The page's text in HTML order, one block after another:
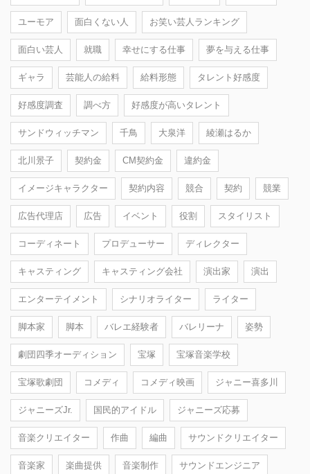
ユーモア 面白くない人 お笑い芸人ランキング
面白い芸人 就職 幸せにする仕事 夢を与える仕事
ギャラ 芸能人の給料 給料形態 タレント好感度
好感度調査 調べ方 好感度が高いタレント
サンドウィッチマン 千鳥 大泉洋 綾瀬はるか
北川景子 契約金 CM契約金 違約金
イメージキャラクター 契約内容 競合 契約 競業
広告代理店 広告 イベント 役割 スタイリスト
コーディネート プロデューサー ディレクター
キャスティング キャスティング会社 演出家 演出
エンターテイメント シナリオライター ライター
脚本家 脚本 バレエ経験者 バレリーナ 姿勢
劇団四季オーディション 宝塚 宝塚音楽学校
宝塚歌劇団 コメディ コメディ映画 ジャニー喜多川
ジャニーズJr. 国民的アイドル ジャニーズ応募
音楽クリエイター 作曲 編曲 サウンドクリエイター
音楽家 楽曲提供 音楽制作 サウンドエンジニア